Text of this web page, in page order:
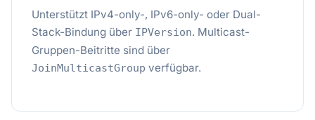
Unterstützt IPv4-only-, IPv6-only- oder Dual-
Stack-Bindung über IPVersion. Multicast-
Gruppen-Beitritte sind über
JoinMulticastGroup verfügbar.